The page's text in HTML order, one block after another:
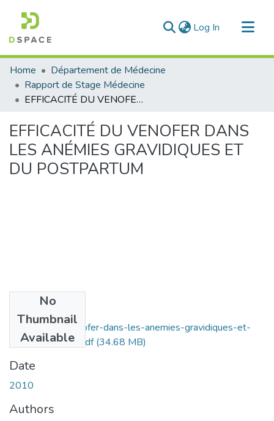
Log In (current)
Communities & Collections
All of DSpace
Statistics
Home
Département de Médecine
Rapport de Stage Médecine
EFFICACITÉ DU VENOFER DANS LES ANÉMIES GRAVIDIQUES ET DU POSTPARTUM
EFFICACITÉ DU VENOFER DANS
LES ANÉMIES GRAVIDIQUES ET
DU POSTPARTUM
No
Thumbnail
Available
efficacite-du-venofer-dans-les-anemies-gravidiques-et-
du-post-partum.pdf(34.68 MB)
Date
2010
Authors